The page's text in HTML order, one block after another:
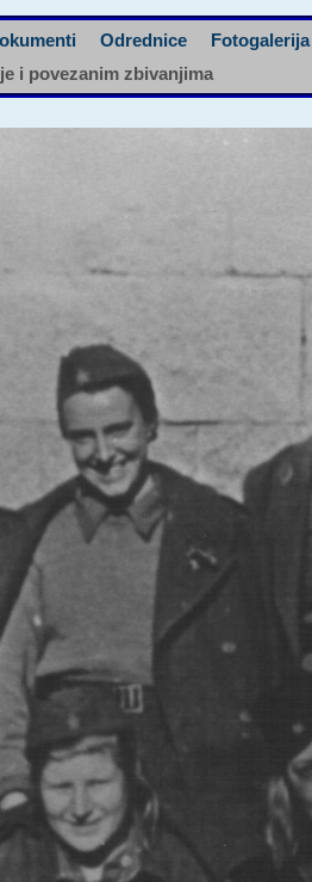
Odrednice Fotogalerija
i povezanim zbivanjima